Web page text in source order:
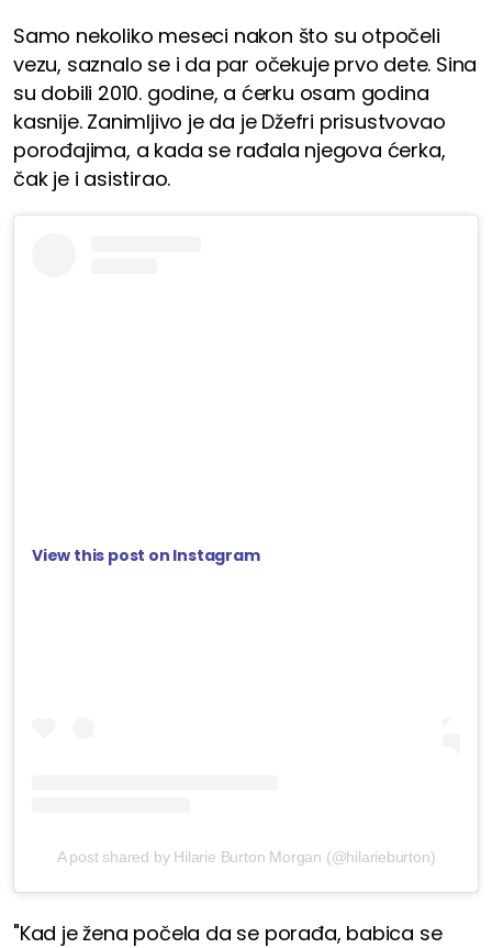
Samo nekoliko meseci nakon što su otpočeli
vezu, saznalo se i da par očekuje prvo dete. Sina
su dobili 2010. godine, a ćerku osam godina
kasnije. Zanimljivo je da je Džefri prisustvovao
porođajima, a kada se rađala njegova ćerka,
čak je i asistirao.
View this post on Instagram
A post shared by Hilarie Burton Morgan (@hilarieburton)
"Kad je žena počela da se porađa, babica se